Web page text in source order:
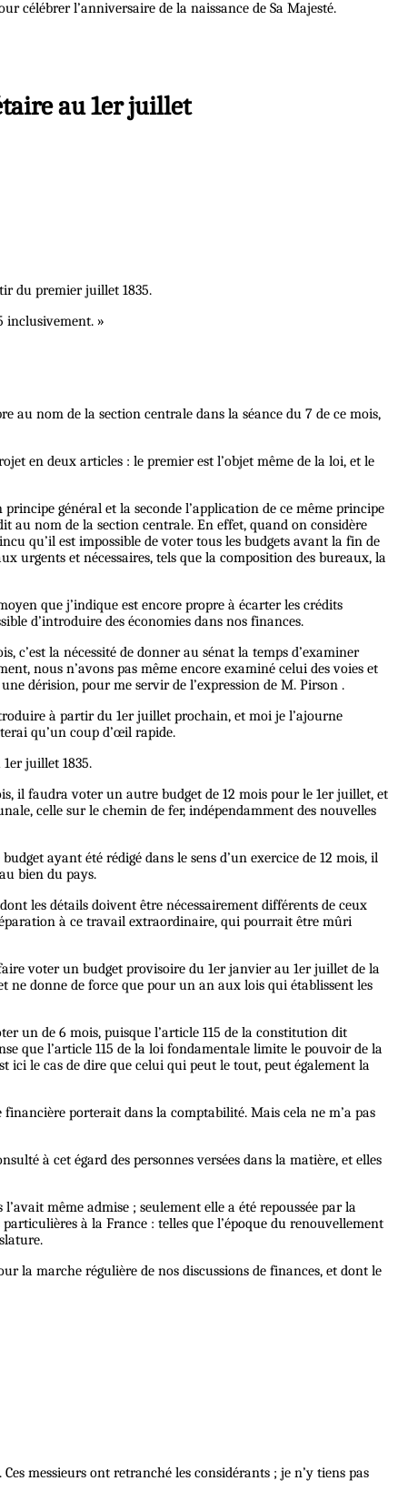
célébrer l’anniversaire de la naissance de Sa Majesté.
au 1er juillet
du premier juillet 1835.
inclusivement. »
au nom de la section centrale dans la séance du 7 de ce mois,
en deux articles : le premier est l’objet même de la loi, et le
général et la seconde l’application de ce même principe
au nom de la section centrale. En effet, quand on considère
qu’il est impossible de voter tous les budgets avant la fin de
urgents et nécessaires, tels que la composition des bureaux, la
que j’indique est encore propre à écarter les crédits
d’introduire des économies dans nos finances.
la nécessité de donner au sénat la temps d’examiner
nous n’avons pas même encore examiné celui des voies et
dérision, pour me servir de l’expression de M. Pirson .
à partir du 1er juillet prochain, et moi je l’ajourne
qu’un coup d’œil rapide.
juillet 1835.
il faudra voter un autre budget de 12 mois pour le 1er juillet, et
celle sur le chemin de fer, indépendamment des nouvelles
ayant été rédigé dans le sens d’un exercice de 12 mois, il
bien du pays.
les détails doivent être nécessairement différents de ceux
à ce travail extraordinaire, qui pourrait être mûri
voter un budget provisoire du 1er janvier au 1er juillet de la
ne donne de force que pour un an aux lois qui établissent les
un de 6 mois, puisque l’article 115 de la constitution dit
que l’article 115 de la loi fondamentale limite le pouvoir de la
ici le cas de dire que celui qui peut le tout, peut également la
porterait dans la comptabilité. Mais cela ne m’a pas
à cet égard des personnes versées dans la matière, et elles
même admise ; seulement elle a été repoussée par la
à la France : telles que l’époque du renouvellement
la marche régulière de nos discussions de finances, et dont le
messieurs ont retranché les considérants ; je n’y tiens pas